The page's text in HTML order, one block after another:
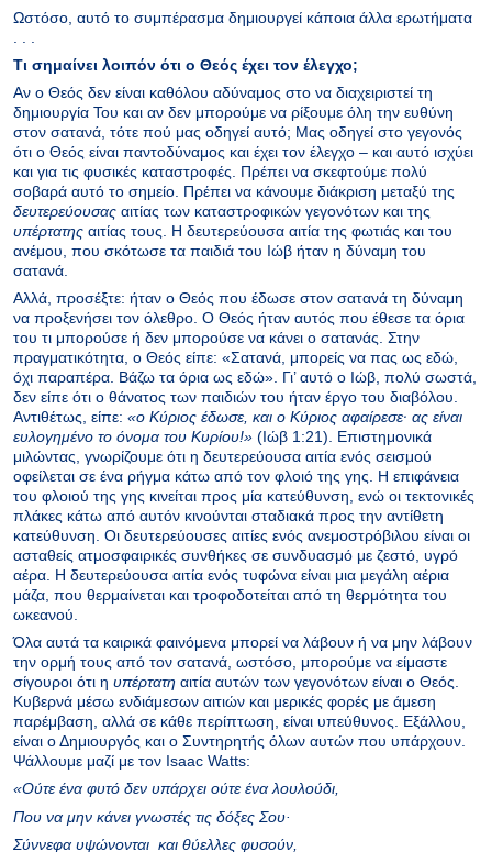
Ωστόσο, αυτό το συμπέρασμα δημιουργεί κάποια άλλα ερωτήματα
Τι σημαίνει λοιπόν ότι ο Θεός έχει τον έλεγχο;
Αν ο Θεός δεν είναι καθόλου αδύναμος στο να διαχειριστεί τη
δημιουργία Του και αν δεν μπορούμε να ρίξουμε όλη την ευθύνη
στον σατανά, τότε πού μας οδηγεί αυτό; Μας οδηγεί στο γεγονός
ότι ο Θεός είναι παντοδύναμος και έχει τον έλεγχο – και αυτό ισχύει
και για τις φυσικές καταστροφές. Πρέπει να σκεφτούμε πολύ
σοβαρά αυτό το σημείο. Πρέπει να κάνουμε διάκριση μεταξύ της
δευτερεύουσας αιτίας των καταστροφικών γεγονότων και της
υπέρτατης αιτίας τους. Η δευτερεύουσα αιτία της φωτιάς και του
ανέμου, που σκότωσε τα παιδιά του Ιώβ ήταν η δύναμη του
σατανά.
Αλλά, προσέξτε: ήταν ο Θεός που έδωσε στον σατανά τη δύναμη
να προξενήσει τον όλεθρο. Ο Θεός ήταν αυτός που έθεσε τα όρια
του τι μπορούσε ή δεν μπορούσε να κάνει ο σατανάς. Στην
πραγματικότητα, ο Θεός είπε: «Σατανά, μπορείς να πας ως εδώ,
όχι παραπέρα. Βάζω τα όρια ως εδώ». Γι’ αυτό ο Ιώβ, πολύ σωστά,
δεν είπε ότι ο θάνατος των παιδιών του ήταν έργο του διαβόλου.
Αντιθέτως, είπε: «o Kύριoς έδωσε, και o Kύριoς αφαίρεσε· ας είναι
ευλoγημένo τo όνoμα τoυ Kυρίoυ!» (Ιώβ 1:21). Επιστημονικά
μιλώντας, γνωρίζουμε ότι η δευτερεύουσα αιτία ενός σεισμού
οφείλεται σε ένα ρήγμα κάτω από τον φλοιό της γης. Η επιφάνεια
του φλοιού της γης κινείται προς μία κατεύθυνση, ενώ οι τεκτονικές
πλάκες κάτω από αυτόν κινούνται σταδιακά προς την αντίθετη
κατεύθυνση. Οι δευτερεύουσες αιτίες ενός ανεμοστρόβιλου είναι οι
ασταθείς ατμοσφαιρικές συνθήκες σε συνδυασμό με ζεστό, υγρό
αέρα. Η δευτερεύουσα αιτία ενός τυφώνα είναι μια μεγάλη αέρια
μάζα, που θερμαίνεται και τροφοδοτείται από τη θερμότητα του
ωκεανού.
Όλα αυτά τα καιρικά φαινόμενα μπορεί να λάβουν ή να μην λάβουν
την ορμή τους από τον σατανά, ωστόσο, μπορούμε να είμαστε
σίγουροι ότι η υπέρτατη αιτία αυτών των γεγονότων είναι ο Θεός.
Κυβερνά μέσω ενδιάμεσων αιτιών και μερικές φορές με άμεση
παρέμβαση, αλλά σε κάθε περίπτωση, είναι υπεύθυνος. Εξάλλου,
είναι ο Δημιουργός και ο Συντηρητής όλων αυτών που υπάρχουν.
Ψάλλουμε μαζί με τον Isaac Watts:
«Ούτε ένα φυτό δεν υπάρχει ούτε ένα λουλούδι,
Που να μην κάνει γνωστές τις δόξες Σου·
Σύννεφα υψώνονται και θύελλες φυσούν,